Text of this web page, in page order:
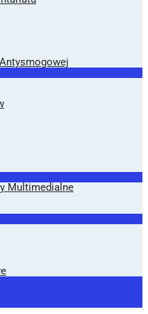
Multimedialne